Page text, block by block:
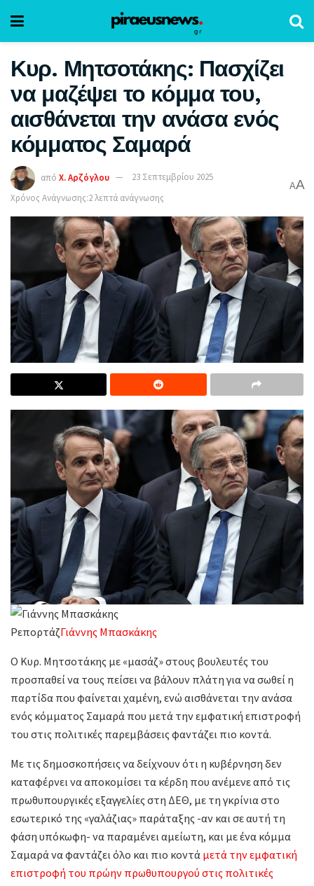
Κυρ. Μητσοτάκης: Πασχίζει
να μαζέψει το κόμμα του,
αισθάνεται την ανάσα ενός
κόμματος Σαμαρά
από Χ. Αρζόγλου
23 Σεπτεμβρίου 2025
Χρόνος Ανάγνωσης:2 λεπτά ανάγνωσης
AA
ΡεπορτάζΓιάννης Μπασκάκης
Ο Κυρ. Μητσοτάκης με «μασάζ» στους βουλευτές του
προσπαθεί να τους πείσει να βάλουν πλάτη για να σωθεί η
παρτίδα που φαίνεται χαμένη, ενώ αισθάνεται την ανάσα
ενός κόμματος Σαμαρά που μετά την εμφατική επιστροφή
του στις πολιτικές παρεμβάσεις φαντάζει πιο κοντά.
Με τις δημοσκοπήσεις να δείχνουν ότι η κυβέρνηση δεν
καταφέρνει να αποκομίσει τα κέρδη που ανέμενε από τις
πρωθυπουργικές εξαγγελίες στη ΔΕΘ, με τη γκρίνια στο
εσωτερικό της «γαλάζιας» παράταξης -αν και σε αυτή τη
φάση υπόκωφη- να παραμένει αμείωτη, και με ένα κόμμα
Σαμαρά να φαντάζει όλο και πιο κοντά μετά την εμφατική
επιστροφή του πρώην πρωθυπουργού στις πολιτικές